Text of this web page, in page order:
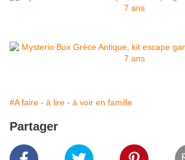
#A faire - à lire - à voir en famille
Partager